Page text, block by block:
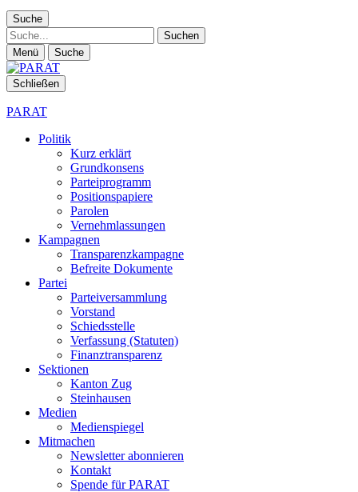
Suche
Suche
Menü Suche
Schließen
PARAT
Politik
Kurz erklärt
Grundkonsens
Parteiprogramm
Positionspapiere
Parolen
Vernehmlassungen
Kampagnen
Transparenzkampagne
Befreite Dokumente
Partei
Parteiversammlung
Vorstand
Schiedsstelle
Verfassung (Statuten)
Finanztransparenz
Sektionen
Kanton Zug
Steinhausen
Medien
Medienspiegel
Mitmachen
Newsletter abonnieren
Kontakt
Spende für PARAT